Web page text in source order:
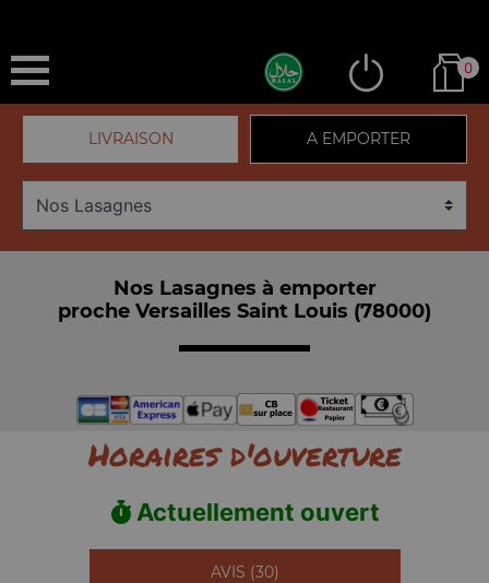
0
LIVRAISON A EMPORTER
Nos Lasagnes à emporter
proche Versailles Saint Louis (78000)
Horaires d'ouverture
Actuellement ouvert
AVIS (30)